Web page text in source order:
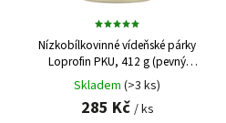
Nízkobílkovinné vídeňské párky
Loprofin PKU, 412 g (pevný
podíl 204 g, 6 × 34 g)
Skladem (>3 ks)
285 Kč / ks